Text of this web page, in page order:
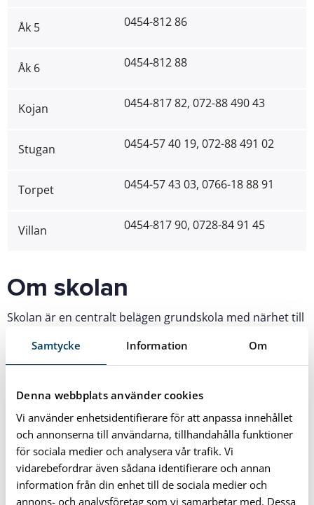
Samtycke Information Om
Denna webbplats använder cookies
Vi använder enhetsidentifierare för att anpassa innehållet
och annonserna till användarna, tillhandahålla funktioner
för sociala medier och analysera vår trafik. Vi
vidarebefordrar även sådana identifierare och annan
information från din enhet till de sociala medier och
annons- och analysföretag som vi samarbetar med. Dessa
Åk 5 0454-812 86
Åk 6 0454-812 88
Kojan 0454-817 82, 072-88 490 43
Stugan 0454-57 40 19, 072-88 491 02
Torpet 0454-57 43 03, 0766-18 88 91
Villan 0454-817 90, 0728-84 91 45
Om skolan
Skolan är en centralt belägen grundskola med närhet till
Bodestorpsskolan är Karlshamns äldsta skola och stod
klar att motta sina första elever vid höstterminsstarten
1909. Lokalerna är sedan några år tillbaka renoverade
och väl anpassade för verksamhetens behov.
Skolan är en F-6 skola med fritidshem. På skolgården
ligger ”Villan” som inrymmer fritidshem för barn i
årskurs 3-6.